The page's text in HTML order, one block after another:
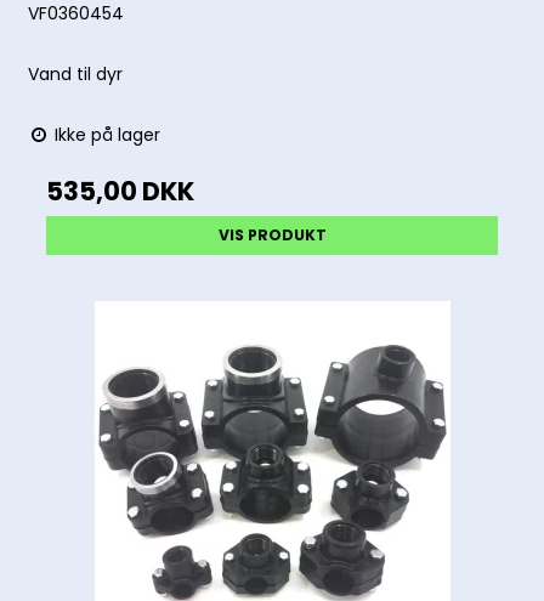
VF0360454
Vand til dyr
Ikke på lager
535,00 DKK
VIS PRODUKT